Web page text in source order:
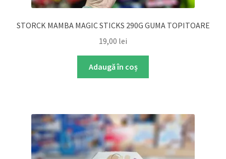
STORCK MAMBA MAGIC STICKS 290G GUMA TOPITOARE
19,00 lei
Adaugă în coș